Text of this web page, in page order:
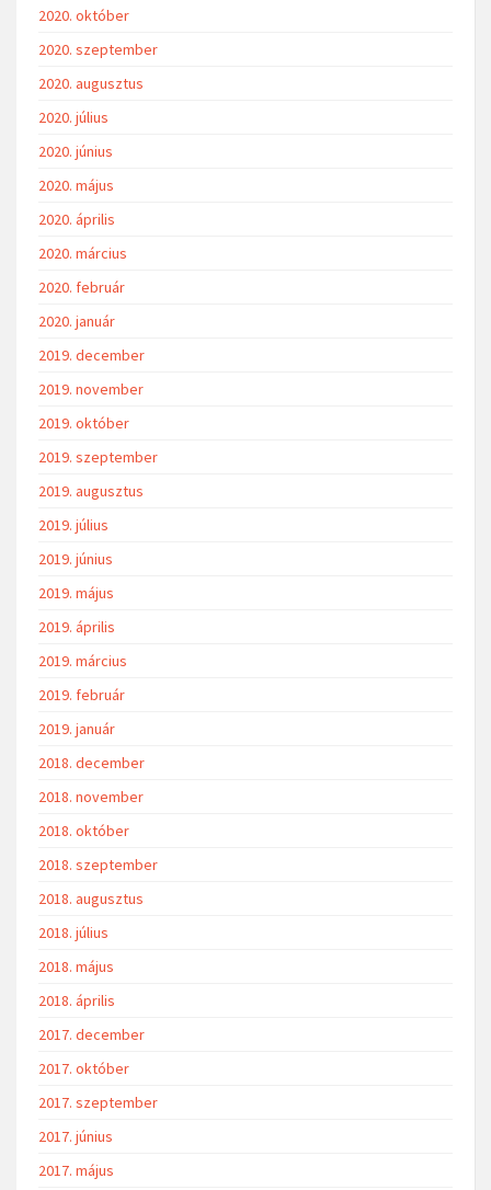
2020. október
2020. szeptember
2020. augusztus
2020. július
2020. június
2020. május
2020. április
2020. március
2020. február
2020. január
2019. december
2019. november
2019. október
2019. szeptember
2019. augusztus
2019. július
2019. június
2019. május
2019. április
2019. március
2019. február
2019. január
2018. december
2018. november
2018. október
2018. szeptember
2018. augusztus
2018. július
2018. május
2018. április
2017. december
2017. október
2017. szeptember
2017. június
2017. május